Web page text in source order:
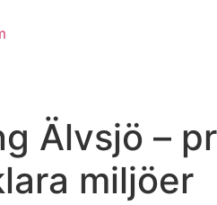
Älvsjö –
miljöer